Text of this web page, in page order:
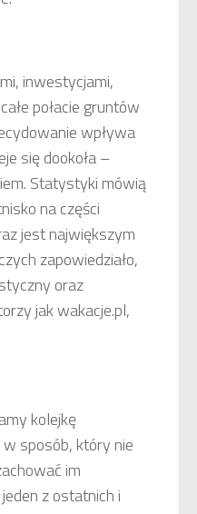
inwestycjami,
połacie gruntów
wpływa
się dookoła –
Statystyki mówią
na części
jest największym
zapowiedziało,
oraz
jak wakacje.pl,
kolejkę
sposób, który nie
im
z ostatnich i